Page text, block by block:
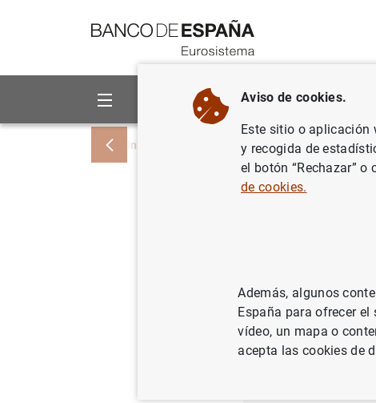
Sobre el Banco Áreas de
Inicio Noticias y eventos Noticias del
31/08/2017
Aviso de cookies.
Este sitio o aplicación
y recogida de
el botón “Rechazar”
de cookies.
Además, algunos
España para ofrecer
vídeo, un mapa o
acepta las cookies de